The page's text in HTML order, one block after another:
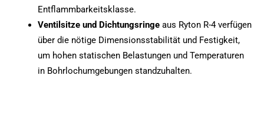
Entflammbarkeitsklasse.
Ventilsitze und Dichtungsringe aus Ryton R-4 verfügen
über die nötige Dimensionsstabilität und Festigkeit,
um hohen statischen Belastungen und Temperaturen
in Bohrlochumgebungen standzuhalten.